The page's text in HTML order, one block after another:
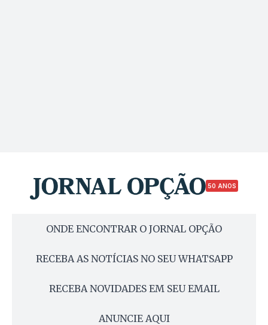
50 ANOS
ONDE ENCONTRAR O JORNAL OPÇÃO
RECEBA AS NOTÍCIAS NO SEU WHATSAPP
RECEBA NOVIDADES EM SEU EMAIL
ANUNCIE AQUI